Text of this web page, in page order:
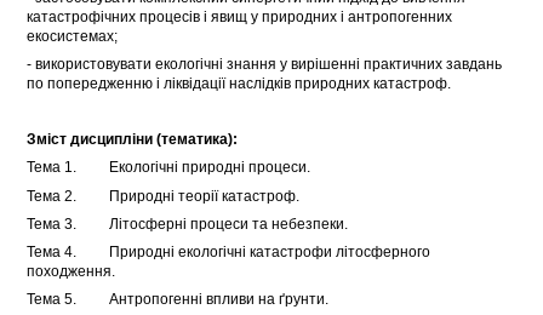
катастрофічних процесів і явищ у природних і антропогенних
екосистемах;
- використовувати екологічні знання у вирішенні практичних завдань
по попередженню і ліквідації наслідків природних катастроф.
Зміст дисципліни (тематика):
Тема 1. Екологічні природні процеси.
Тема 2. Природні теорії катастроф.
Тема 3. Літосферні процеси та небезпеки.
Тема 4. Природні екологічні катастрофи літосферного
походження.
Тема 5. Антропогенні впливи на ґрунти.